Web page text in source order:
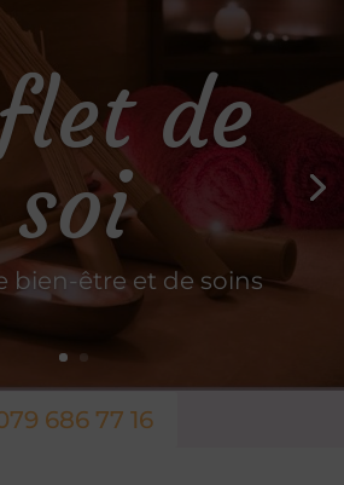
de
soi
bien-être et de soins
686 77 16